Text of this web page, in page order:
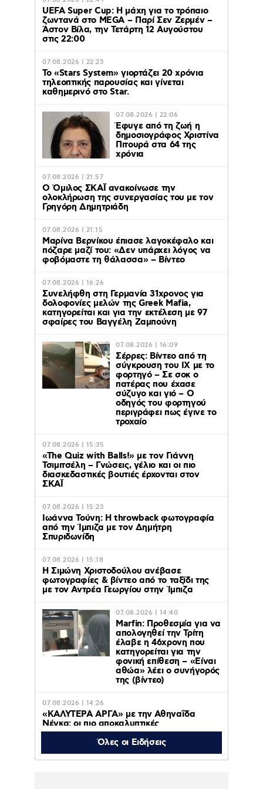
UEFA Super Cup: Η μάχη για το τρόπαιο
ζωντανά στο MEGA – Παρί Σεν Ζερμέν –
Άστον Βίλα, την Τετάρτη 12 Αυγούστου
στις 22:00
07.08.2026 | 22:23
Το «Stars System» γιορτάζει 20 χρόνια
τηλεοπτικής παρουσίας και γίνεται
καθημερινό στο Star.
07.08.2026 | 22:06
Έφυγε από τη ζωή η
δημοσιογράφος Χριστίνα
Πιτουρά στα 64 της
χρόνια
07.08.2026 | 21:57
Ο Όμιλος ΣΚΑΪ ανακοίνωσε την
ολοκλήρωση της συνεργασίας του με τον
Γρηγόρη Δημητριάδη
07.08.2026 | 21:15
Μαρίνα Βερνίκου έπιασε λαγοκέφαλο και
πόζαρε μαζί του: «Δεν υπάρχει λόγος να
φοβόμαστε τη θάλασσα» – Βίντεο
07.08.2026 | 16:26
Συνελήφθη στη Γερμανία 31χρονος για
δολοφονίες μελών της Greek Mafia,
κατηγορείται και για την εκτέλεση με 97
σφαίρες του Βαγγέλη Ζαμπούνη
07.08.2026 | 16:09
Σέρρες: Βίντεο από τη
σύγκρουση του ΙΧ με το
φορτηγό – Σε σοκ ο
πατέρας που έχασε
σύζυγο και γιό – Ο
οδηγός του φορτηγού
περιγράφει πως έγινε το
τροχαίο
07.08.2026 | 15:35
«The Quiz with Balls!» με τον Γιάννη
Τσιμιτσέλη – Γνώσεις, γέλιο και οι πιο
διασκεδαστικές βουτιές έρχονται στον
ΣΚΑΪ
07.08.2026 | 15:23
Ιωάννα Τούνη: Η throwback φωτογραφία
από την Ίμπιζα με τον Δημήτρη
Σπυριδωνίδη
07.08.2026 | 15:18
Η Σιμώνη Χριστοδούλου ανέβασε
φωτογραφίες & βίντεο από το ταξίδι της
με τον Αντρέα Γεωργίου στην Ίμπιζα
07.08.2026 | 14:40
Marfin: Προθεσμία για να
απολογηθεί την Τρίτη
έλαβε η 46χρονη που
κατηγορείται για την
φονική επίθεση – «Είναι
αθώα» λέει ο συνήγορός
της (βίντεο)
07.08.2026 | 14:26
«ΚΑΛΥΤΕΡΑ ΑΡΓΑ» με την Αθηναΐδα
Νέγκα: οι πιο αποκαλυπτικές
μεταμεσονύχτιες συνεντεύξεις
επιστρέφουν στο ACTION 24
Όλες οι Ειδήσεις